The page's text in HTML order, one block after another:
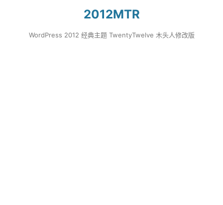
2012MTR
WordPress 2012 经典主题 TwentyTwelve 木头人修改版